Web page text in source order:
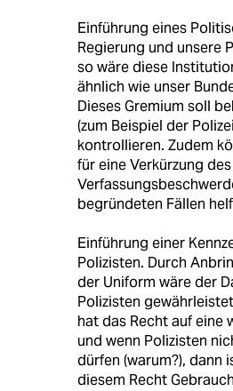
Einführung eines
Regierung und unsere
so wäre diese
ähnlich wie unser
Dieses Gremium soll
(zum Beispiel der
kontrollieren. Zudem
für eine Verkürzung
begründeten Fällen
Einführung einer
Polizisten. Durch
der Uniform wäre der
Polizisten
hat das Recht auf eine
und wenn Polizisten
dürfen (warum?), dann
diesem Recht